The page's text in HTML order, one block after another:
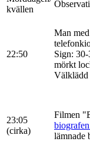
kvällen
22:50
Man
Sign:
mörkt
Välklädd
23:05
(cirka)
Filmen
lämnade